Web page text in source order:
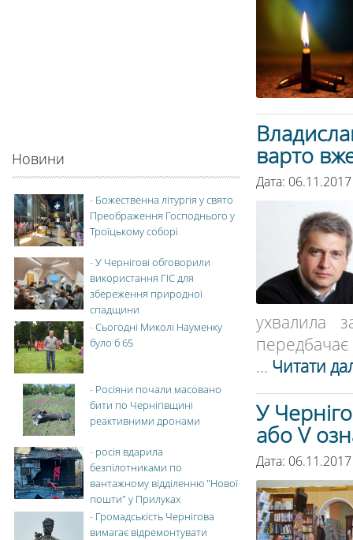
варто
Дата:
ухвалила
... Читати
У
або V
Дата:
Новини
- Божественна літургія у свято
Преображення Господнього у
Троїцькому соборі
-У Чернігові обговорили
використання ГІС для
збереження природної
спадщини
-Сьогодні Миколі Науменку
було б 65
- Росіяни почали масовано
бити по Чернігівщині
реактивними дронами
- росія вдарила
безпілотниками по
вантажному відділенню "Нової
пошти" у Прилуках
- Громадськість Чернігова
вимагає відремонтувати